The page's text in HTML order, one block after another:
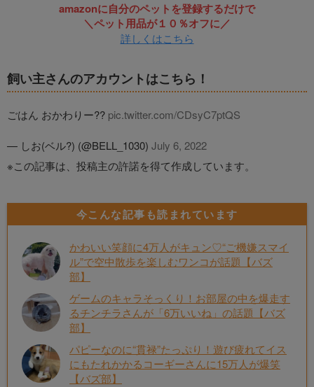
amazonに自分のペットを登録するだけで
＼ペット用品が１０％オフに／
詳しくはこちら
飼い主さんのアカウントはこちら！
ごはん おかわりー?? pic.twitter.com/CDsyC7ptQS
— しお(ベル?) (@BELL_1030) July 6, 2022
※この記事は、投稿主の許諾を得て作成しています。
今こんな記事も読まれています
かわいい笑顔に4万人がキュン♡“ご機嫌スマイ
ル”で空中散歩を楽しむワンコが話題【バズ
部】
ゲームのキャラそっくり！お部屋の中を爆走す
るチンチラさんが「6万いいね」の話題【バズ
部】
パピーなのに“貫禄”たっぷり！遊び疲れてイス
にもたれかかるコーギーさんに15万人が爆笑
【バズ部】